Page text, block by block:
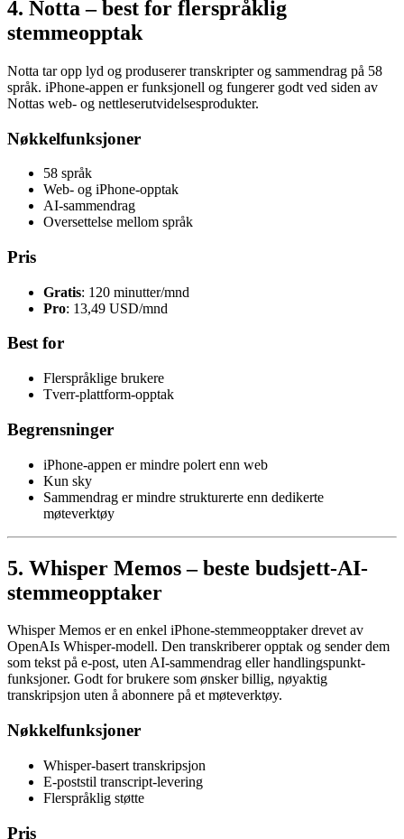
4. Notta – best for flerspråklig
stemmeopptak
Notta tar opp lyd og produserer transkripter og sammendrag på 58
språk. iPhone-appen er funksjonell og fungerer godt ved siden av
Nottas web- og nettleserutvidelsesprodukter.
Nøkkelfunksjoner
58 språk
Web- og iPhone-opptak
AI-sammendrag
Oversettelse mellom språk
Pris
Gratis: 120 minutter/mnd
Pro: 13,49 USD/mnd
Best for
Flerspråklige brukere
Tverr-plattform-opptak
Begrensninger
iPhone-appen er mindre polert enn web
Kun sky
Sammendrag er mindre strukturerte enn dedikerte
møteverktøy
5. Whisper Memos – beste budsjett-AI-
stemmeopptaker
Whisper Memos er en enkel iPhone-stemmeopptaker drevet av
OpenAIs Whisper-modell. Den transkriberer opptak og sender dem
som tekst på e-post, uten AI-sammendrag eller handlingspunkt-
funksjoner. Godt for brukere som ønsker billig, nøyaktig
transkripsjon uten å abonnere på et møteverktøy.
Nøkkelfunksjoner
Whisper-basert transkripsjon
E-poststil transcript-levering
Flerspråklig støtte
Pris